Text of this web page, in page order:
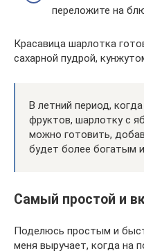
переложите на
Красавица шарлотка
сахарной пудрой,
В летний период,
фруктов, шарлотку с
можно готовить,
будет более богатым
Самый простой и
Поделюсь простым и
меня выручает, когда на